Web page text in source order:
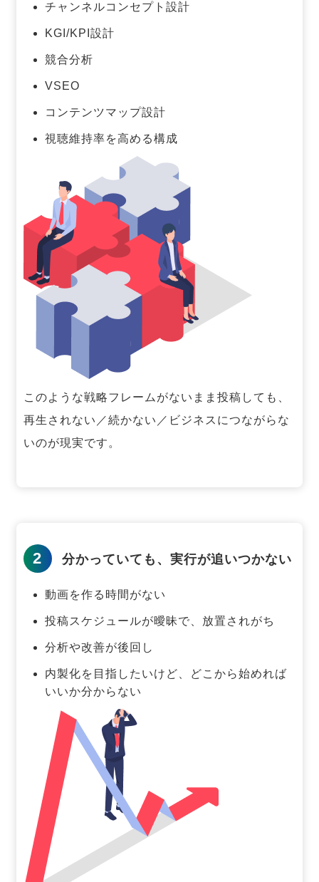
チャンネルコンセプト設計
KGI/KPI設計
競合分析
VSEO
コンテンツマップ設計
視聴維持率を高める構成
このような戦略フレームがないまま投稿しても、
再生されない／続かない／ビジネスにつながらな
いのが現実です。
2 分かっていても、実行が追いつかない
動画を作る時間がない
投稿スケジュールが曖昧で、放置されがち
分析や改善が後回し
内製化を目指したいけど、どこから始めれば
いいか分からない